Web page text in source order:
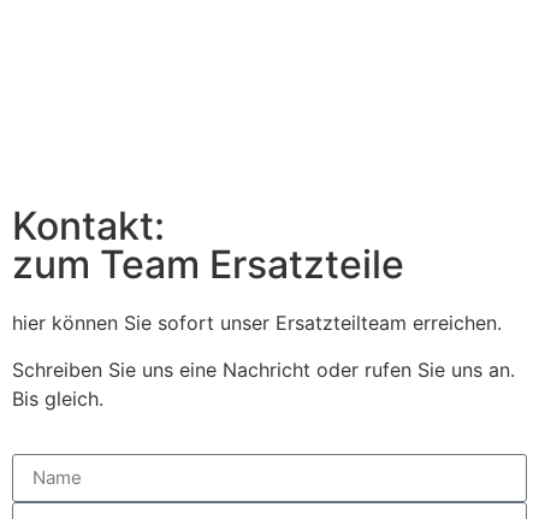
Kontakt:
zum Team Ersatzteile
hier können Sie sofort unser Ersatzteilteam erreichen.
Schreiben Sie uns eine Nachricht oder rufen Sie uns an.
Bis gleich.